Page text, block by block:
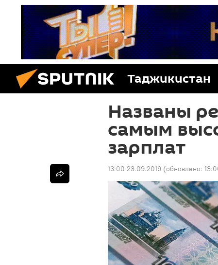
Таджикистан
Названы
самым
зарплат
13:00 23.09.2019 (обновлено: